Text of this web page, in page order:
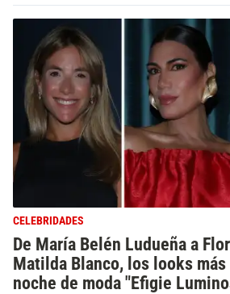
CELEBRIDADES
De María Belén Ludueña a
Matilda Blanco, los looks más
noche de moda "Efigie